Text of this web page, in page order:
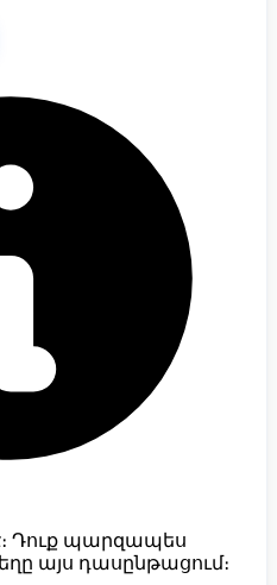
Դուք պարզապես
այս դասընթացում։